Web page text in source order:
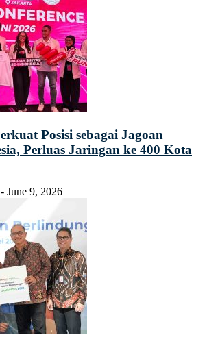
Posisi sebagai Jagoan
Perluas Jaringan ke 400 Kota
- June 9, 2026